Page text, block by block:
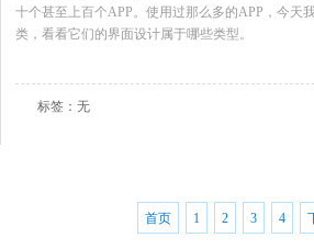
十个甚至上百个APP。使用过那么多的APP，今天
类，看看它们的界面设计属于哪些类型。
标签：无
首页 1 2 3 4